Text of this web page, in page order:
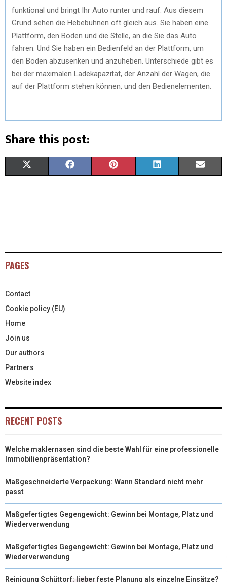
funktional und bringt Ihr Auto runter und rauf. Aus diesem
Grund sehen die Hebebühnen oft gleich aus. Sie haben eine
Plattform, den Boden und die Stelle, an die Sie das Auto
fahren. Und Sie haben ein Bedienfeld an der Plattform, um
den Boden abzusenken und anzuheben. Unterschiede gibt es
bei der maximalen Ladekapazität, der Anzahl der Wagen, die
auf der Plattform stehen können, und den Bedienelementen.
Share this post:
W
R
E T K I
PAGES
Contact
Cookie policy (EU)
Home
Join us
Our authors
Partners
Website index
RECENT POSTS
Welche maklernasen sind die beste Wahl für eine professionelle
Immobilienpräsentation?
Maßgeschneiderte Verpackung: Wann Standard nicht mehr
passt
Maßgefertigtes Gegengewicht: Gewinn bei Montage, Platz und
Wiederverwendung
Maßgefertigtes Gegengewicht: Gewinn bei Montage, Platz und
Wiederverwendung
Reinigung Schüttorf: lieber feste Planung als einzelne Einsätze?